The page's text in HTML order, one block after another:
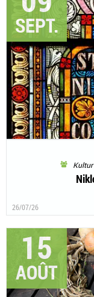
SEPT.
Kultur
26/07/26
15
AOÛT